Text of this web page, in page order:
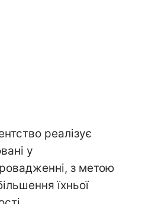
реалізує
у
з метою
їхньої